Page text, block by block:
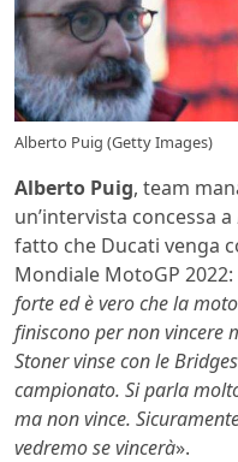
Alberto Puig (Getty Images)
Alberto Puig, team
un’intervista concessa a
fatto che Ducati venga
Mondiale MotoGP 2022:
forte ed è vero che la
finiscono per non vincere
Stoner vinse con le
campionato. Si parla
ma non vince.
vedremo se vincerà».